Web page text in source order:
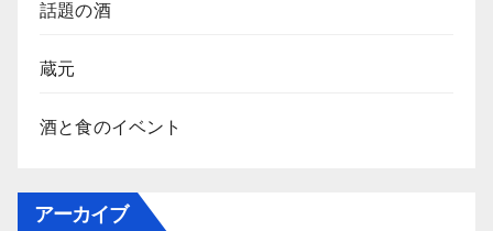
話題の酒
蔵元
酒と食のイベント
アーカイブ